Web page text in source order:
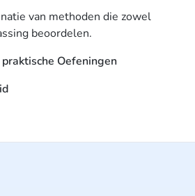
van methoden die zowel
beoordelen.
Oefeningen